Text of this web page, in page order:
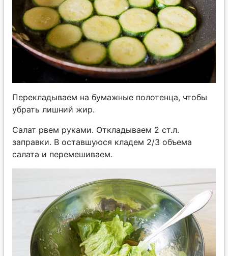
Перекладываем на бумажные полотенца, чтобы
убрать лишний жир.
Салат рвем руками. Откладываем 2 ст.л.
заправки. В оставшуюся кладем 2/3 объема
салата и перемешиваем.